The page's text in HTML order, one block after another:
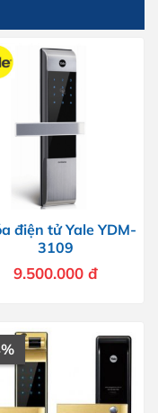
điện tử Yale YDM-
3109
9.500.000 đ